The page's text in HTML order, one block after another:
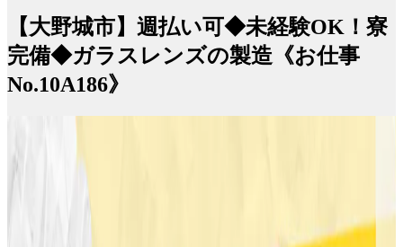
【大野城市】週払い可◆未経験OK！寮
完備◆ガラスレンズの製造《お仕事
No.10A186》